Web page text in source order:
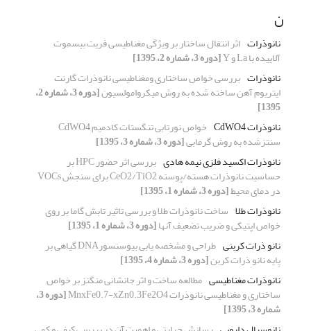
ن
نانوذرات اثر انتقال ساختار بر ویژگی مغناطیسی فریت بیسموت
آلاییده با La و Y
[دوره 3، شماره 2، 1395]
نانوذرات بررسی خواص ساختاری ومغناطیسی نانوذرات گارنت
ایتریوم آهن ساخته شده به روش میکروامولسیون [دوره 3، شماره 2،
1395]
نانوذرات CdWO4
خواص نورتابی تنگستات کادمیم CdWO4
سنتزشده به روش گرمابی[دوره 3، شماره 3، 1395]
نانوذرات اکسید فلزی نیمه هادی
بررسی اثر حضور HPC بر
حساسیت نانوذرات هسته/پوسته CeO2/TiO2 برای سنجش VOCs
در دمای محیط[دوره 3، شماره 1، 1395]
نانوذرات طلا ساخت نانوذرات طلا و بررسی تاثیر تابش گاما بر روی
خواص اپتیکی و ضریب تضعیف آنها[دوره 3، شماره 1، 1395]
نانو ذرات کربنی
طراحی و مشخصه یابی بیوسنسورDNA گیاهی بر
پایه نانو ذرات کربن[دوره 3، شماره 4، 1395]
نانوذرات مغناطیسی مطالعه ساخت و اثر جانشانی منگنز بر خواص
ساختاری و مغناطیسی نانوذرات MnxFe0.7-xZn0.3Fe2O4 [دوره 3،
شماره 3، 1395]